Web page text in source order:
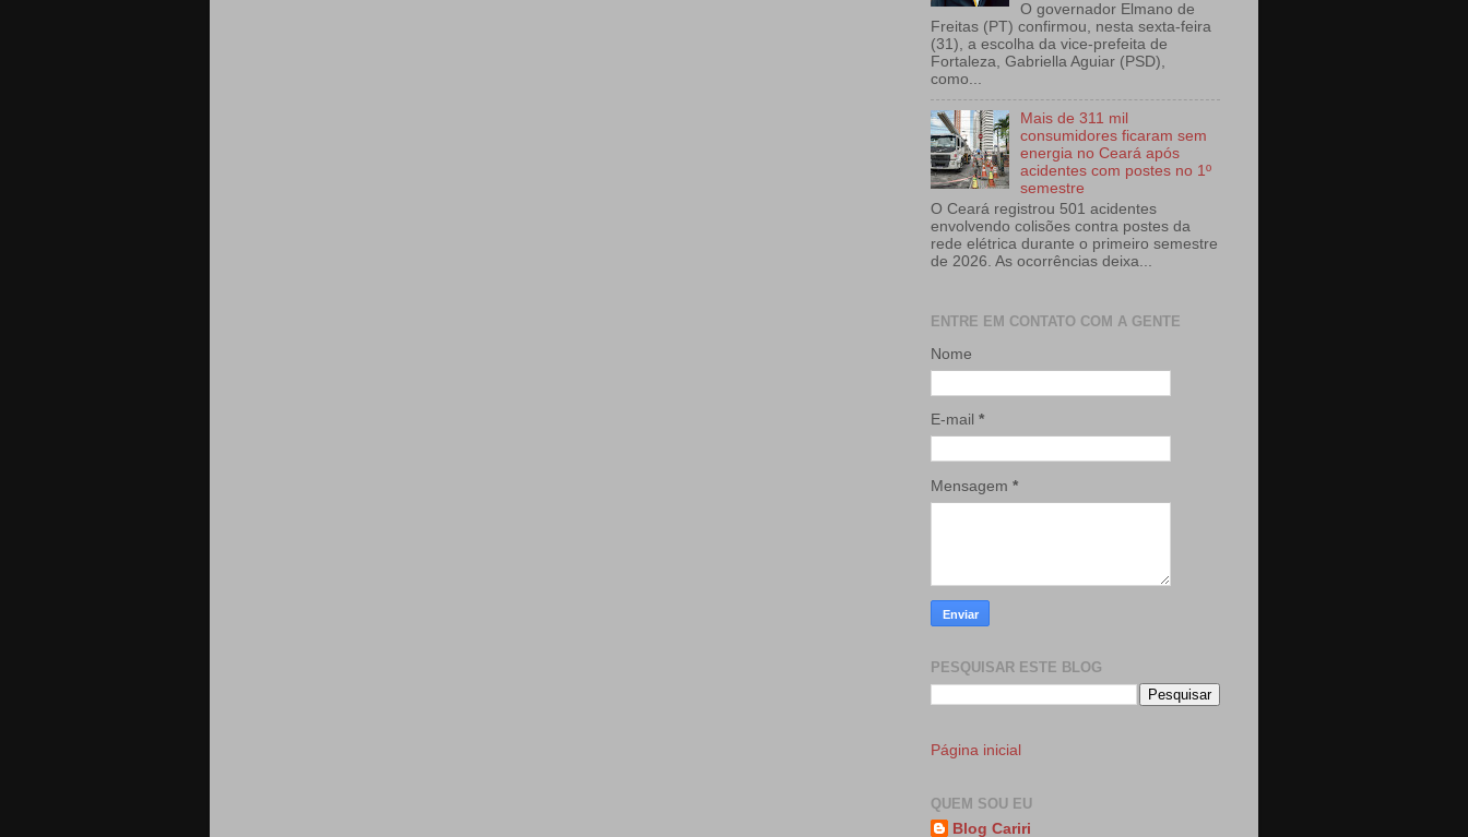
O governador Elmano de
Freitas (PT) confirmou, nesta sexta-feira
(31), a escolha da vice-prefeita de
Fortaleza, Gabriella Aguiar (PSD),
como...
Mais de 311 mil
consumidores ficaram sem
energia no Ceará após
acidentes com postes no 1º
semestre
O Ceará registrou 501 acidentes
envolvendo colisões contra postes da
rede elétrica durante o primeiro semestre
de 2026. As ocorrências deixa...
ENTRE EM CONTATO COM A GENTE
Nome
E-mail *
Mensagem *
PESQUISAR ESTE BLOG
Página inicial
QUEM SOU EU
Blog Cariri